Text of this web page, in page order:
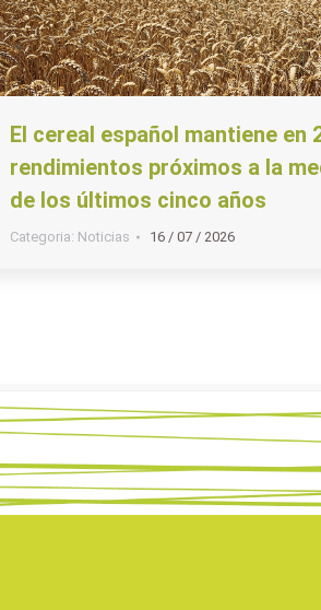
El cereal español mantiene en
rendimientos próximos a la
de los últimos cinco años
Categoria: Noticias 16 / 07 / 2026